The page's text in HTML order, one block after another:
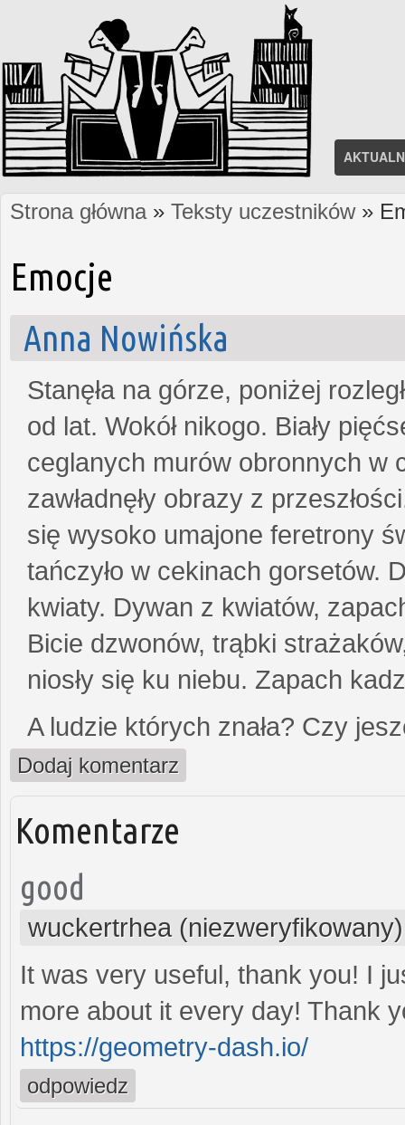
Jesteś tutaj
Strona główna» Teksty uczestników»
Emocje
Anna Nowińska
Stanęła na górze, poniżej
od lat. Wokół nikogo. Biały
ceglanych murów obronnych w
zawładnęły obrazy z
się wysoko umajone feretrony
tańczyło w cekinach gorsetów.
kwiaty. Dywan z kwiatów,
Bicie dzwonów, trąbki
niosły się ku niebu. Zapach
A ludzie których znała? Czy
Dodaj komentarz
Komentarze
good
wuckertrhea (niezweryfikowany)
It was very useful, thank you! I
more about it every day! Thank
https://geometry-dash.io/
odpowiedz